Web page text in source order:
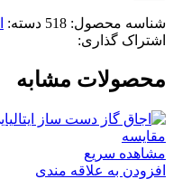
شناسه محصول: 518 دسته:
اشتراک گذاری:
محصولات مشابه
مقایسه
مشاهده سریع
افزودن به علاقه مندی